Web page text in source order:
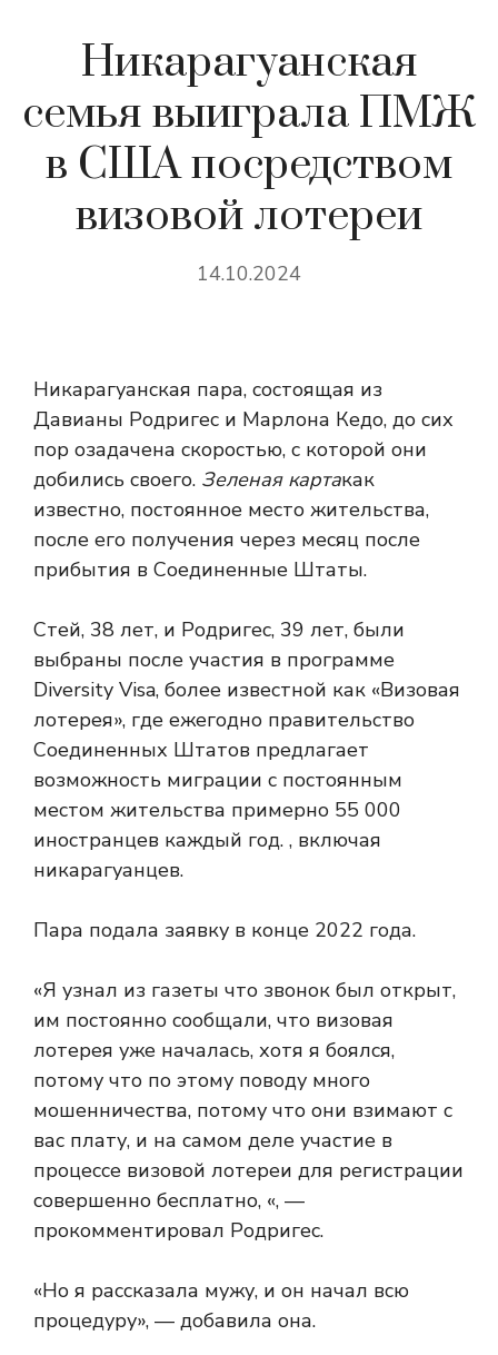
Никарагуанская
семья выиграла ПМЖ
в США посредством
визовой лотереи
14.10.2024
Никарагуанская пара, состоящая из
Давианы Родригес и Марлона Кедо, до сих
пор озадачена скоростью, с которой они
добились своего. Зеленая картакак
известно, постоянное место жительства,
после его получения через месяц после
прибытия в Соединенные Штаты.
Стей, 38 лет, и Родригес, 39 лет, были
выбраны после участия в программе
Diversity Visa, более известной как «Визовая
лотерея», где ежегодно правительство
Соединенных Штатов предлагает
возможность миграции с постоянным
местом жительства примерно 55 000
иностранцев каждый год. , включая
никарагуанцев.
Пара подала заявку в конце 2022 года.
«Я узнал из газеты что звонок был открыт,
им постоянно сообщали, что визовая
лотерея уже началась, хотя я боялся,
потому что по этому поводу много
мошенничества, потому что они взимают с
вас плату, и на самом деле участие в
процессе визовой лотереи для регистрации
совершенно бесплатно, «, —
прокомментировал Родригес.
«Но я рассказала мужу, и он начал всю
процедуру», — добавила она.